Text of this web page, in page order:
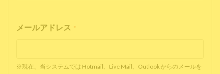
メールアドレス *
※現在、当システムでは Hotmail、Live Mail、Outlook からのメールを